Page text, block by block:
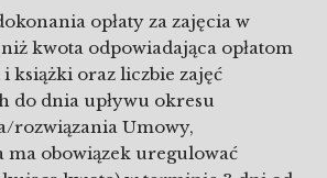
opłaty za zajęcia w
kwota odpowiadająca opłatom
książki oraz liczbie zajęć
do dnia upływu okresu
rozwiązania Umowy,
ma obowiązek uregulować